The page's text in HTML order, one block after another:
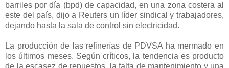
barriles por día (bpd) de capacidad, en una zona costera al
este del país, dijo a Reuters un líder sindical y trabajadores,
dejando hasta la sala de control sin electricidad.
La producción de las refinerías de PDVSA ha mermado en
los últimos meses. Según críticos, la tendencia es producto